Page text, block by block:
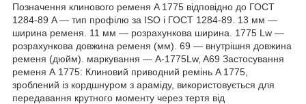
Позначення клинового ременя A 1775 відповідно до ГОСТ
1284-89 A — тип профілю за ISO і ГОСТ 1284-89. 13 мм —
ширина ременя. 11 мм — розрахункова ширина. 1775 Lw —
розрахункова довжина ременя (мм). 69 — внутрішня довжина
ременя (дюйм). маркування — A-1775Lw, A69 Застосування
ременя А 1775: Клиновий приводний ремінь A 1775,
зроблений із кордшнуром з араміду, використовується для
передавання крутного моменту через тертя від